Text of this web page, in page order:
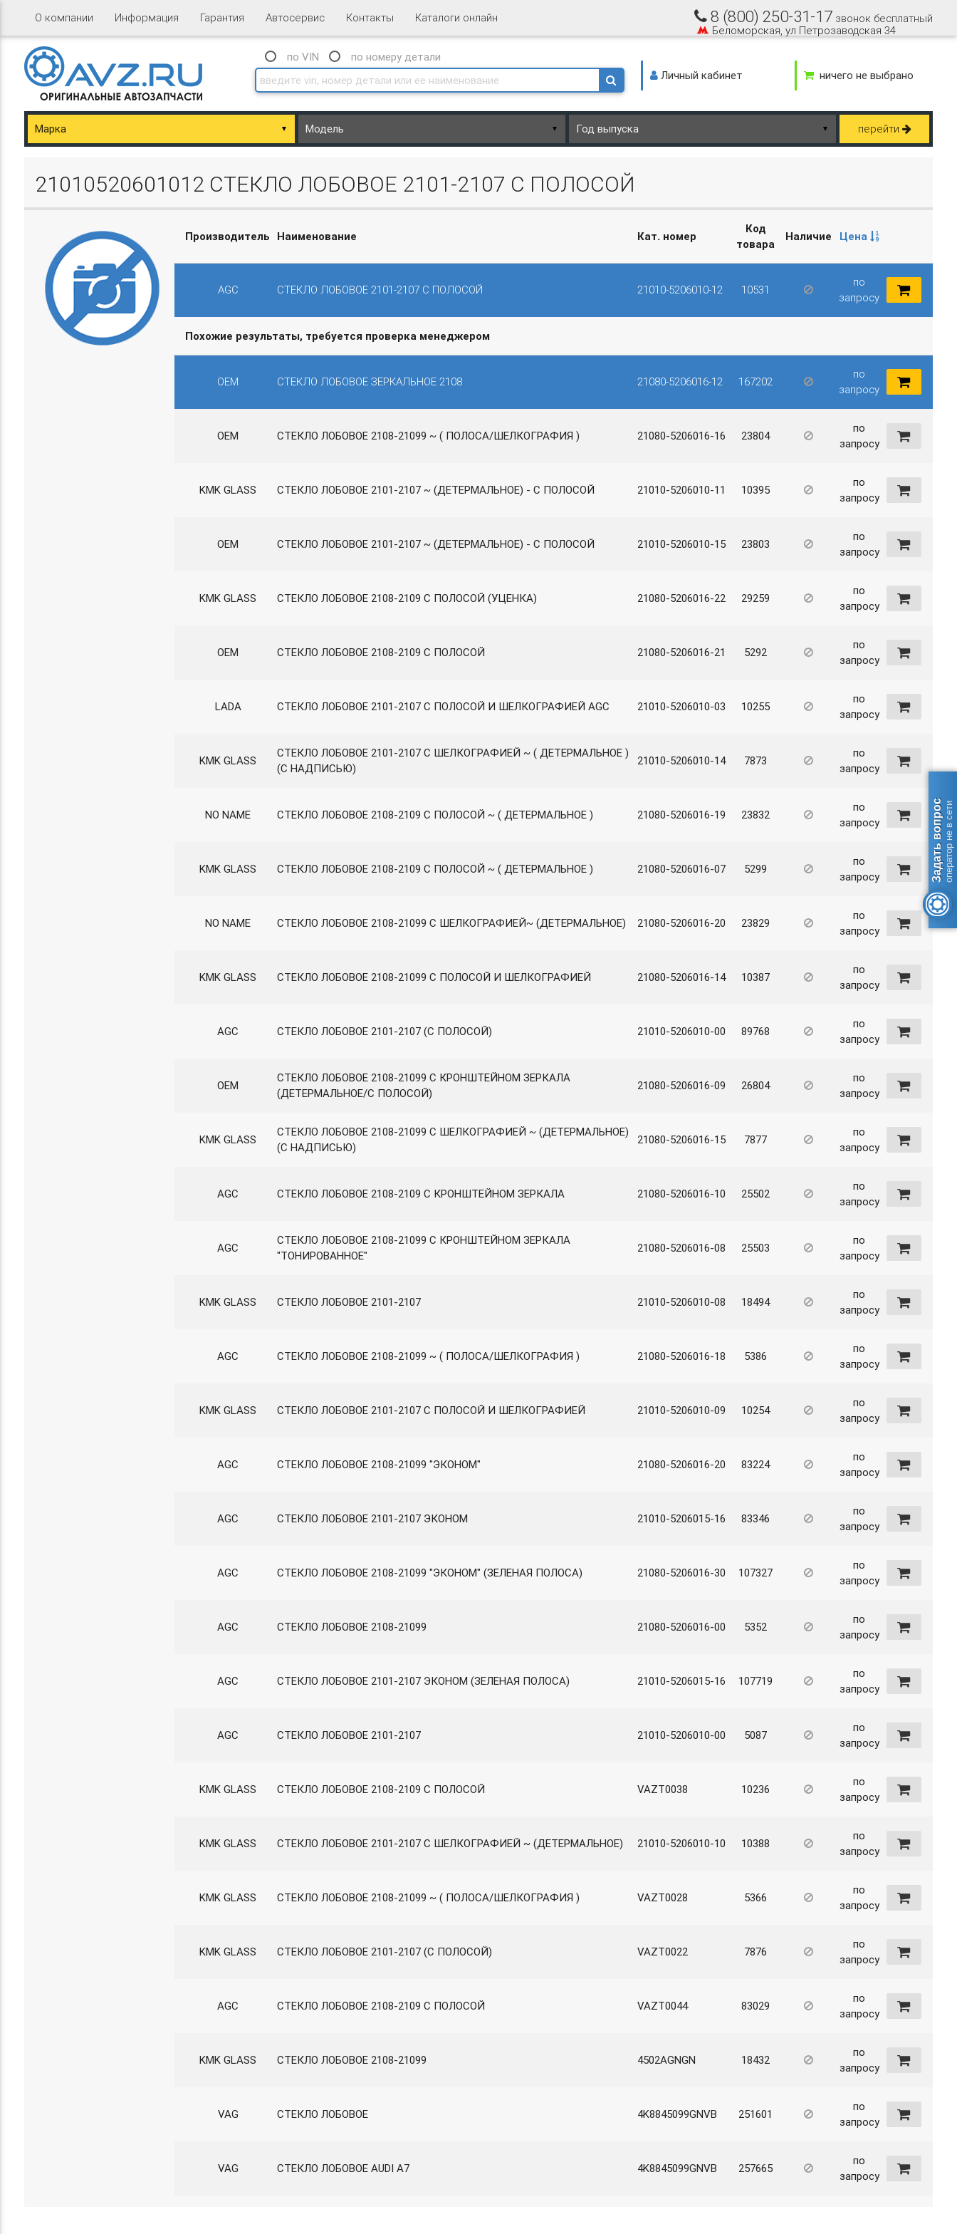
О компании Информация Гарантия Автосервис Контакты Каталоги онлайн
Basket.php
8 (800) 250-31-17 звонок бесплатный
Беломорская, ул Петрозаводская 34
по VIN
по номеру детали
Личный кабинет
ничего не выбрано
▼ ▼ ▼ перейти
21010520601012 СТЕКЛО ЛОБОВОЕ 2101-2107 С ПОЛОСОЙ
Производитель Наименование Кат. номер
Код
товара
Наличие Цена
AGC СТЕКЛО ЛОБОВОЕ 2101-2107 С ПОЛОСОЙ 21010-5206010-12 10531
по
запросу
Похожие результаты, требуется проверка менеджером
OEM СТЕКЛО ЛОБОВОЕ ЗЕРКАЛЬНОЕ 2108 21080-5206016-12 167202
по
запросу
OEM СТЕКЛО ЛОБОВОЕ 2108-21099 ~ ( ПОЛОСА/ШЕЛКОГРАФИЯ ) 21080-5206016-16 23804
по
запросу
KMK GLASS СТЕКЛО ЛОБОВОЕ 2101-2107 ~ (ДЕТЕРМАЛЬНОЕ) - C ПОЛОСОЙ 21010-5206010-11 10395
по
запросу
OEM СТЕКЛО ЛОБОВОЕ 2101-2107 ~ (ДЕТЕРМАЛЬНОЕ) - C ПОЛОСОЙ 21010-5206010-15 23803
по
запросу
KMK GLASS СТЕКЛО ЛОБОВОЕ 2108-2109 С ПОЛОСОЙ (УЦЕНКА) 21080-5206016-22 29259
по
запросу
OEM СТЕКЛО ЛОБОВОЕ 2108-2109 С ПОЛОСОЙ 21080-5206016-21 5292
по
запросу
LADA СТЕКЛО ЛОБОВОЕ 2101-2107 С ПОЛОСОЙ И ШЕЛКОГРАФИЕЙ AGC 21010-5206010-03 10255
по
запросу
KMK GLASS
СТЕКЛО ЛОБОВОЕ 2101-2107 С ШЕЛКОГРАФИЕЙ ~ ( ДЕТЕРМАЛЬНОЕ )
(С НАДПИСЬЮ)
21010-5206010-14 7873
по
запросу
NO NAME СТЕКЛО ЛОБОВОЕ 2108-2109 С ПОЛОСОЙ ~ ( ДЕТЕРМАЛЬНОЕ ) 21080-5206016-19 23832
по
запросу
KMK GLASS СТЕКЛО ЛОБОВОЕ 2108-2109 С ПОЛОСОЙ ~ ( ДЕТЕРМАЛЬНОЕ ) 21080-5206016-07 5299
по
запросу
NO NAME СТЕКЛО ЛОБОВОЕ 2108-21099 С ШЕЛКОГРАФИЕЙ~ (ДЕТЕРМАЛЬНОЕ) 21080-5206016-20 23829
по
запросу
KMK GLASS СТЕКЛО ЛОБОВОЕ 2108-21099 С ПОЛОСОЙ И ШЕЛКОГРАФИЕЙ 21080-5206016-14 10387
по
запросу
AGC СТЕКЛО ЛОБОВОЕ 2101-2107 (С ПОЛОСОЙ) 21010-5206010-00 89768
по
запросу
OEM
СТЕКЛО ЛОБОВОЕ 2108-21099 С КРОНШТЕЙНОМ ЗЕРКАЛА
(ДЕТЕРМАЛЬНОЕ/С ПОЛОСОЙ)
21080-5206016-09 26804
по
запросу
KMK GLASS
СТЕКЛО ЛОБОВОЕ 2108-21099 С ШЕЛКОГРАФИЕЙ ~ (ДЕТЕРМАЛЬНОЕ)
(С НАДПИСЬЮ)
21080-5206016-15 7877
по
запросу
AGC СТЕКЛО ЛОБОВОЕ 2108-2109 С КРОНШТЕЙНОМ ЗЕРКАЛА 21080-5206016-10 25502
по
запросу
AGC
СТЕКЛО ЛОБОВОЕ 2108-21099 С КРОНШТЕЙНОМ ЗЕРКАЛА
"ТОНИРОВАННОЕ"
21080-5206016-08 25503
по
запросу
KMK GLASS СТЕКЛО ЛОБОВОЕ 2101-2107 21010-5206010-08 18494
по
запросу
AGC СТЕКЛО ЛОБОВОЕ 2108-21099 ~ ( ПОЛОСА/ШЕЛКОГРАФИЯ ) 21080-5206016-18 5386
по
запросу
KMK GLASS СТЕКЛО ЛОБОВОЕ 2101-2107 С ПОЛОСОЙ И ШЕЛКОГРАФИЕЙ 21010-5206010-09 10254
по
запросу
AGC СТЕКЛО ЛОБОВОЕ 2108-21099 "ЭКОНОМ" 21080-5206016-20 83224
по
запросу
AGC СТЕКЛО ЛОБОВОЕ 2101-2107 ЭКОНОМ 21010-5206015-16 83346
по
запросу
AGC СТЕКЛО ЛОБОВОЕ 2108-21099 "ЭКОНОМ" (ЗЕЛЕНАЯ ПОЛОСА) 21080-5206016-30 107327
по
запросу
AGC СТЕКЛО ЛОБОВОЕ 2108-21099 21080-5206016-00 5352
по
запросу
AGC СТЕКЛО ЛОБОВОЕ 2101-2107 ЭКОНОМ (ЗЕЛЕНАЯ ПОЛОСА) 21010-5206015-16 107719
по
запросу
AGC СТЕКЛО ЛОБОВОЕ 2101-2107 21010-5206010-00 5087
по
запросу
KMK GLASS СТЕКЛО ЛОБОВОЕ 2108-2109 С ПОЛОСОЙ VAZT0038 10236
по
запросу
KMK GLASS СТЕКЛО ЛОБОВОЕ 2101-2107 С ШЕЛКОГРАФИЕЙ ~ (ДЕТЕРМАЛЬНОЕ) 21010-5206010-10 10388
по
запросу
KMK GLASS СТЕКЛО ЛОБОВОЕ 2108-21099 ~ ( ПОЛОСА/ШЕЛКОГРАФИЯ ) VAZT0028 5366
по
запросу
KMK GLASS СТЕКЛО ЛОБОВОЕ 2101-2107 (C ПОЛОСОЙ) VAZT0022 7876
по
запросу
AGC СТЕКЛО ЛОБОВОЕ 2108-2109 С ПОЛОСОЙ VAZT0044 83029
по
запросу
KMK GLASS СТЕКЛО ЛОБОВОЕ 2108-21099 4502AGNGN 18432
по
запросу
VAG СТЕКЛО ЛОБОВОЕ 4K8845099GNVB 251601
по
запросу
VAG СТЕКЛО ЛОБОВОЕ AUDI A7 4K8845099GNVB 257665
по
запросу
Задать вопросоператор не в сети